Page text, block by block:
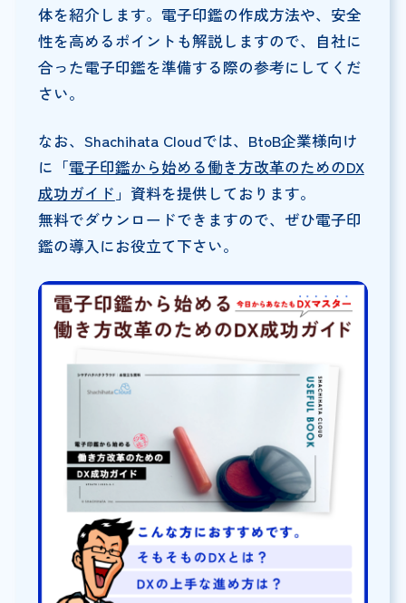
体を紹介します。電子印鑑の作成方法や、安全
性を高めるポイントも解説しますので、自社に
合った電子印鑑を準備する際の参考にしてくだ
さい。
なお、Shachihata Cloudでは、BtoB企業様向け
に「電子印鑑から始める働き方改革のためのDX
成功ガイド 」資料を提供しております。
無料でダウンロードできますので、ぜひ電子印
鑑の導入にお役立て下さい。